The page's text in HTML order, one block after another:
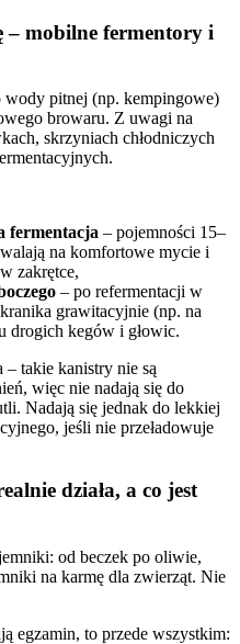
mobilne fermentory i
pitnej (np. kempingowe)
browaru. Z uwagi na
skrzyniach chłodniczych
fermentacja – pojemności 15–
na komfortowe mycie i
zakrętce,
– po refermentacji w
grawitacyjnie (np. na
drogich kegów i głowic.
– takie kanistry nie są
więc nie nadają się do
Nadają się jednak do lekkiej
jeśli nie przeładowuje
działa, a co jest
od beczek po oliwie,
na karmę dla zwierząt. Nie
egzamin, to przede wszystkim: